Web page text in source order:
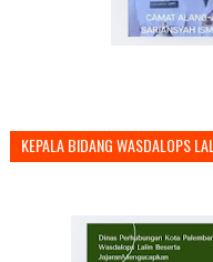
KEPALA BIDANG WASDALOPS